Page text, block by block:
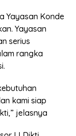
Yayasan Konde
Yayasan
serius
rangka
kami siap
jelasnya